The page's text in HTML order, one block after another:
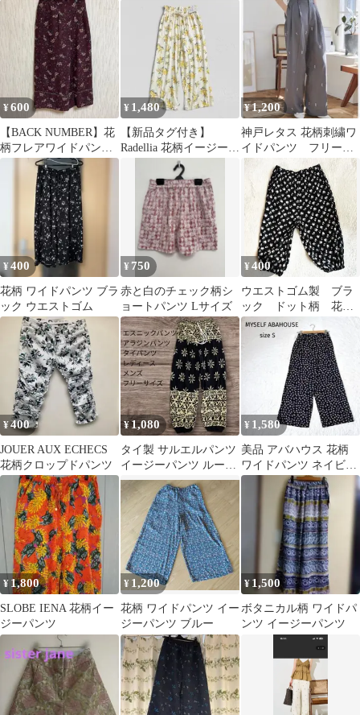
ンツ カーキ
ュ マタニティ 産前
¥600
【BACK NUMBER】花
柄フレアワイドパンツ
Ｍサイズ
¥ 1,480
【新品タグ付き】
Radellia 花柄イージーパ
ンツ ワイドパンツ M
¥1,200
神戸レタス 花柄刺繍ワ
イドパンツ フリーサ
¥400
花柄 ワイドパンツ ブラ
ック ウエストゴム
¥ 750
赤と白のチェック柄シ
ョートパンツ Lサイズ
¥400
ウエストゴム製 ブラ
ック ドット柄 花
柄 サイズL
¥400
JOUER AUX ECHECS
花柄クロップドパンツ
¥1,080
タイ製 サルエルパンツ
イージーパンツ ルーム
ウェア アジアン 花柄
ブラック
¥ 1,580
美品 アバハウス 花柄
ワイドパンツ ネイビー
S ウエストゴム ゆった
¥ 1,800
SLOBE IENA 花柄イー
ジーパンツ
¥ 1,200
花柄 ワイドパンツ イー
ジーパンツ ブルー
¥ 1,500
ボタニカル柄 ワイドパ
ンツ イージーパンツ